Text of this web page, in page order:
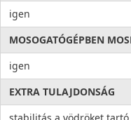
igen
MOSOGATÓGÉPBEN
igen
EXTRA TULAJDONSÁG